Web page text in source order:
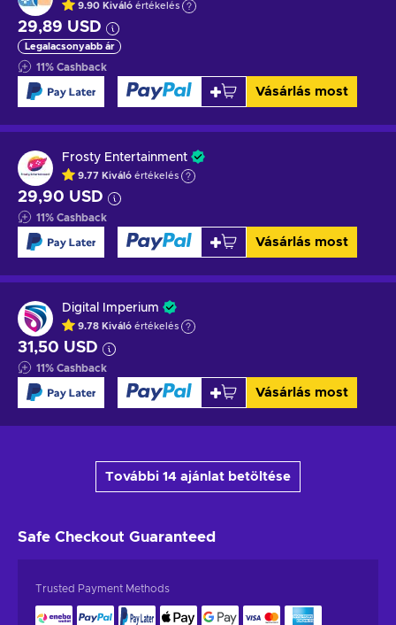
9.90 Kiváló értékelés
29,89 USD
Legalacsonyabb ár
11% Cashback
Vásárlás most
Frosty Entertainment
9.77 Kiváló értékelés
29,90 USD
11% Cashback
Vásárlás most
Digital Imperium
9.78 Kiváló értékelés
31,50 USD
11% Cashback
Vásárlás most
További 14 ajánlat betöltése
Safe Checkout Guaranteed
Trusted Payment Methods